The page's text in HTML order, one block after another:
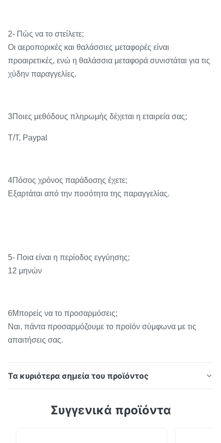
2- Πώς να το στείλετε;
Οι αεροπορικές και θαλάσσιες μεταφορές είναι
προαιρετικές, ενώ η θαλάσσια μεταφορά συνιστάται για τις
χύδην παραγγελίες.
3Ποιες μεθόδους πληρωμής δέχεται η εταιρεία σας;
Τ/Τ, Paypal
4Πόσος χρόνος παράδοσης έχετε;
Εξαρτάται από την ποσότητα της παραγγελίας.
5- Ποια είναι η περίοδος εγγύησης;
12 μηνών
6Μπορείς να το προσαρμόσεις;
Ναι, πάντα προσαρμόζουμε το προϊόν σύμφωνα με τις
απαιτήσεις σας.
Τα κυριότερα σημεία του προϊόντος
Stretchable Glue Sheet For Cloth PU Leather PC Shell
Συγγενικά προϊόντα